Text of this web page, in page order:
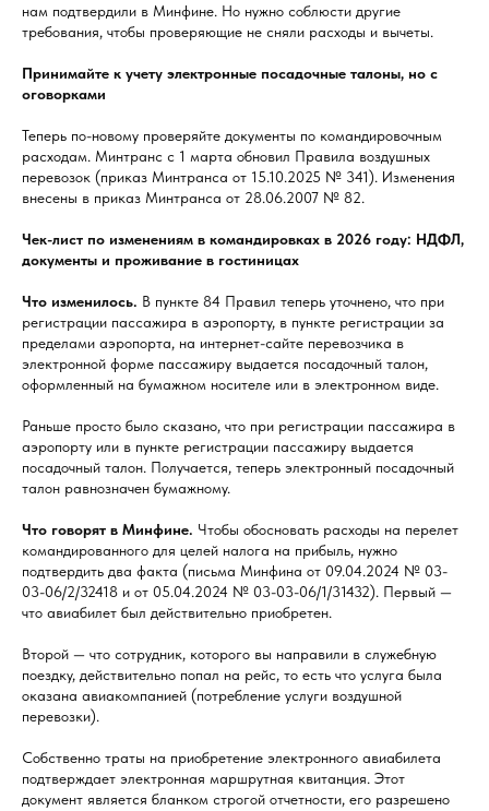
нам подтвердили в Минфине. Но нужно соблюсти другие
требования, чтобы проверяющие не сняли расходы и вычеты.
Принимайте к учету электронные посадочные талоны, но с
оговорками
Теперь по-новому проверяйте документы по командировочным
расходам. Минтранс с 1 марта обновил Правила воздушных
перевозок (приказ Минтранса от 15.10.2025 № 341). Изменения
внесены в приказ Минтранса от 28.06.2007 № 82.
Чек-лист по изменениям в командировках в 2026 году: НДФЛ,
документы и проживание в гостиницах
Что изменилось. В пункте 84 Правил теперь уточнено, что при
регистрации пассажира в аэропорту, в пункте регистрации за
пределами аэропорта, на интернет-сайте перевозчика в
электронной форме пассажиру выдается посадочный талон,
оформленный на бумажном носителе или в электронном виде.
Раньше просто было сказано, что при регистрации пассажира в
аэропорту или в пункте регистрации пассажиру выдается
посадочный талон. Получается, теперь электронный посадочный
талон равнозначен бумажному.
Что говорят в Минфине. Чтобы обосновать расходы на перелет
командированного для целей налога на прибыль, нужно
подтвердить два факта (письма Минфина от 09.04.2024 № 03-
03-06/2/32418 и от 05.04.2024 № 03-03-06/1/31432). Первый —
что авиабилет был действительно приобретен.
Второй — что сотрудник, которого вы направили в служебную
поездку, действительно попал на рейс, то есть что услуга была
оказана авиакомпанией (потребление услуги воздушной
перевозки).
Собственно траты на приобретение электронного авиабилета
подтверждает электронная маршрутная квитанция. Этот
документ является бланком строгой отчетности, его разрешено